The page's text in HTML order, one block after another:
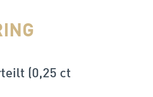
(0,25 ct